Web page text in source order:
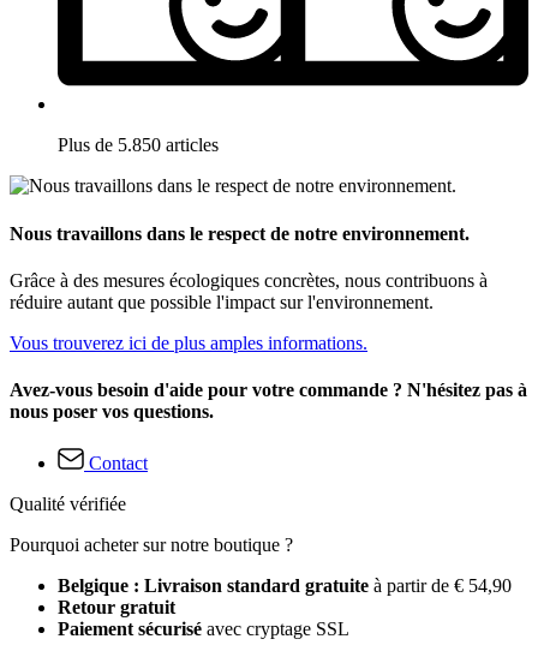
Plus de 5.850 articles
Nous travaillons dans le respect de notre environnement.
Grâce à des mesures écologiques concrètes, nous contribuons à
réduire autant que possible l'impact sur l'environnement.
Vous trouverez ici de plus amples informations.
Avez-vous besoin d'aide pour votre commande ? N'hésitez pas à
nous poser vos questions.
Contact
Qualité vérifiée
Pourquoi acheter sur notre boutique ?
Belgique : Livraison standard gratuite à partir de € 54,90
Retour gratuit
Paiement sécurisé avec cryptage SSL